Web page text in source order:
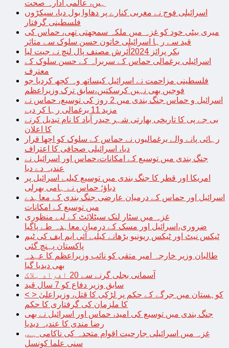
ہیں، عالمی ادارہ صحت
اسرائیلی فوج نے مغربی کنارے پر دھاوا بول دیا، سیکڑوں
فلسطینی گرفتار
میری بیٹی خود کو غزہ میں ملکہ سمجھتی تھی، حماس کی
قید سے رہا اسرائیلی خاتون حسن سلوک سے متاثر
بکر پرائز 2024آئرش مصنف پال لنچ نے جیت لیا
اسرائیلی یرغمالی حماس کے سربراہ کے حسن سلوک کے
معترف
فلسطینی مزاحمت نے اسرائیل کیساتھ وہ کچھ کردیا جو
فوجیں بھی نہیں کرسکتیں،سابق ترک وزیراعظم
اسرائیل و حماس جنگ بندی میں 2 روز کی توسیع، حماس نے
مزید 11 یرغمالی رہا کر دیے
بی جے پی کا تاریخی بھارتی شہر حیدر آباد کا نام تبدیل کرنے
کا اعلان
رہائی پانے والے یرغمالیوں نے حماس کے سلوک کو اچھا قرار
دیا، اسرائیلی صحافی کا اعتراف
جنگ بندی میں توسیع کے امکانات،حماس اور اسرائیل نے
عندیہ دے دیا
امریکا اور قطر کا جنگ بندی میں توسیع کیلیے اسرائیل پر
دباؤ؛ حماس نے ہامی بھرلی
اسرائیل اور حماس کے درمیان عارضی جنگ بندی کے معاہدے
میں توسیع کے امکانات
غزہ میں سٹار لنک سیٹلائٹ کے لیے منظوری
ضروری،اسرائیل اور مسک کے درمیان معاہدہ طے پاگیا
ٹیکس نیٹ اور ٹیکس ریونیو بڑھانے کیلیے آئی ایم ایف کی ٹیم
پاکستان پہنچ گئی
طالبان وزیر خارجہ امیر متقی کو نائب وزیراعظم کا عہدہ
بھی دیدیا گیا
آسمانی بجلی گرنے سے 20 افراد ہلاک
سابق وزیر دفاع کو 7 سال قید
< > کوہستان میں جرگے کے حکم پر لڑکی کا قتل، وزیراعلیٰ
کا ملزمان کی گرفتاری کا حکم
جنگ بندی میں توسیع کی امید، حماس اور اسرائیل نے بھی
رضا مندی کا عندیہ دیدیا
غزہ میں اسرائیلی جارحیت اقوام متحدہ کی ناکامی ہے,
سنی علما کونسل